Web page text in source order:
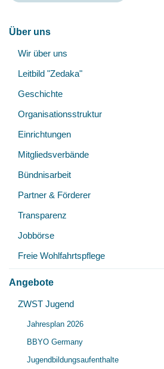
Hauptnavigation
Über uns
Wir über uns
Leitbild "Zedaka"
Geschichte
Organisationsstruktur
Einrichtungen
Mitgliedsverbände
Bündnisarbeit
Partner & Förderer
Transparenz
Jobbörse
Freie Wohlfahrtspflege
Angebote
ZWST Jugend
Jahresplan 2026
BBYO Germany
Jugendbildungsaufenthalte